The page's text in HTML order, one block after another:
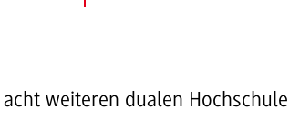
weiteren dualen